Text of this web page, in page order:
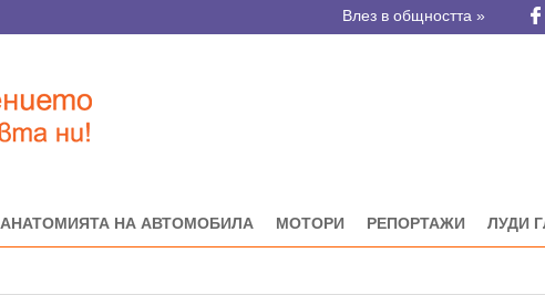
Влез в общността »
АНАТОМИЯТА НА АВТОМОБИЛА МОТОРИ РЕПОРТАЖИ ЛУДИ